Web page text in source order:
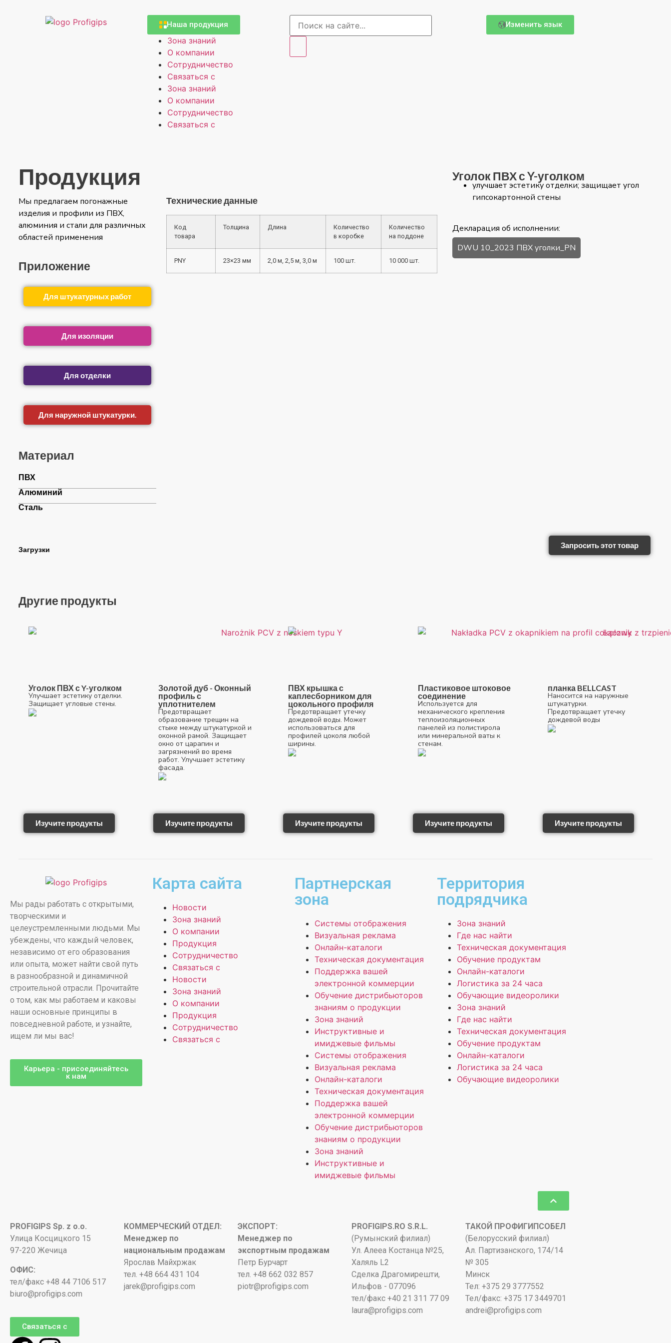
Наша продукция
Зона знаний
О компании
Сотрудничество
Связаться с
Зона знаний
О компании
Сотрудничество
Связаться с
Изменить язык
Продукция
Мы предлагаем погонажные
изделия и профили из ПВХ,
алюминия и стали для различных
областей применения
Приложение
Для штукатурных работ
Для изоляции
Для отделки
Для наружной штукатурки.
Материал
ПВХ
Алюминий
Сталь
Загрузки
Технические данные
Код
товара
Толщина Длина
Количество
в коробке
Количество
на поддоне
PNY 23×23 мм 2,0 м, 2,5 м, 3,0 м 100 шт. 10 000 шт.
Уголок ПВХ с Y-уголком
улучшает эстетику отделки; защищает угол
гипсокартонной стены
Декларация об исполнении:
DWU 10_2023 ПВХ уголки_PN
Запросить этот товар
Другие продукты
Уголок ПВХ с Y-уголком
Улучшает эстетику отделки.
Защищает угловые стены.
Изучите продукты
Золотой дуб - Оконный
профиль с
уплотнителем
Предотвращает
образование трещин на
стыке между штукатуркой и
оконной рамой. Защищает
окно от царапин и
загрязнений во время
работ. Улучшает эстетику
фасада.
Изучите продукты
ПВХ крышка с
каплесборником для
цокольного профиля
Предотвращает утечку
дождевой воды. Может
использоваться для
профилей цоколя любой
ширины.
Изучите продукты
Пластиковое штоковое
соединение
Используется для
механического крепления
теплоизоляционных
панелей из полистирола
или минеральной ваты к
стенам.
Изучите продукты
планка BELLCAST
Наносится на наружные
штукатурки.
Предотвращает утечку
дождевой воды
Изучите продукты
Мы рады работать с открытыми,
творческими и
целеустремленными людьми. Мы
убеждены, что каждый человек,
независимо от его образования
или опыта, может найти свой путь
в разнообразной и динамичной
строительной отрасли. Прочитайте
о том, как мы работаем и каковы
наши основные принципы в
повседневной работе, и узнайте,
ищем ли мы вас!
Карьера - присоединяйтесь
к нам
Карта сайта
Новости
Зона знаний
О компании
Продукция
Сотрудничество
Связаться с
Новости
Зона знаний
О компании
Продукция
Сотрудничество
Связаться с
Партнерская
зона
Системы отображения
Визуальная реклама
Онлайн-каталоги
Техническая документация
Поддержка вашей
электронной коммерции
Обучение дистрибьюторов
знаниям о продукции
Зона знаний
Инструктивные и
имиджевые фильмы
Системы отображения
Визуальная реклама
Онлайн-каталоги
Техническая документация
Поддержка вашей
электронной коммерции
Обучение дистрибьюторов
знаниям о продукции
Зона знаний
Инструктивные и
имиджевые фильмы
Территория
подрядчика
Зона знаний
Где нас найти
Техническая документация
Обучение продуктам
Онлайн-каталоги
Логистика за 24 часа
Обучающие видеоролики
Зона знаний
Где нас найти
Техническая документация
Обучение продуктам
Онлайн-каталоги
Логистика за 24 часа
Обучающие видеоролики
PROFIGIPS Sp. z o.o.
Улица Косцицкого 15
97-220 Жечица
ОФИС:
тел/факс +48 44 7106 517
biuro@profigips.com
Связаться с
КОММЕРЧЕСКИЙ ОТДЕЛ:
Менеджер по
национальным продажам
Ярослав Майхржак
тел. +48 664 431 104
jarek@profigips.com
ЭКСПОРТ:
Менеджер по
экспортным продажам
Петр Бурчарт
тел. +48 662 032 857
piotr@profigips.com
PROFIGIPS.RO S.R.L.
(Румынский филиал)
Ул. Алееа Костанца №25,
Халяль L2
Сделка Драгомирешти,
Ильфов - 077096
тел/факс +40 21 311 77 09
laura@profigips.com
ТАКОЙ ПРОФИГИПСОБЕЛ
(Белорусский филиал)
Ал. Партизанского, 174/14
№ 305
Минск
Тел: +375 29 3777552
Тел/факс: +375 17 3449701
andrei@profigips.com